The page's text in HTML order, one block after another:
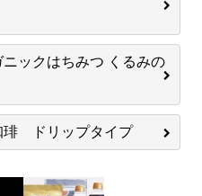
ニックはちみつ くるみの
琲 ドリップタイプ